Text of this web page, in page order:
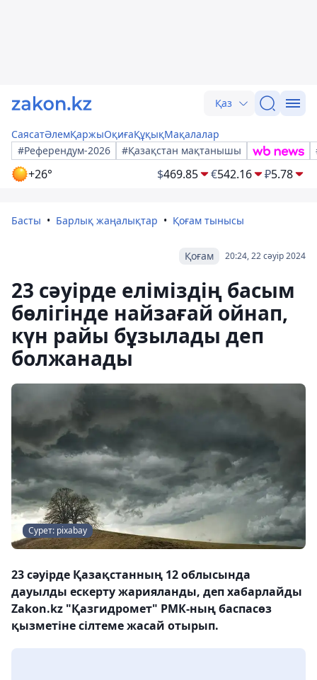
Қаз
СаясатӘлемҚаржыОқиғаҚұқықМақалалар
#Референдум-2026
#Қазақстан мақтанышы
+26° $469.85 €542.16 ₽5.78
Басты Барлық жаңалықтар Қоғам тынысы
20:24, 22 сәуір 2024
Қоғам
23 сәуірде еліміздің басым
бөлігінде найзағай ойнап,
күн райы бұзылады деп
болжанады
Сурет: pixabay
23 сәуірде Қазақстанның 12 облысында
дауылды ескерту жарияланды, деп хабарлайды
Zakon.kz "Қазгидромет" РМК-ның баспасөз
қызметіне сілтеме жасай отырып.